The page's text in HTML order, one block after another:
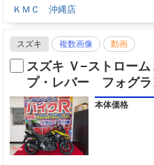
ＫＭＣ 沖縄店
スズキ 複数画像 動画
スズキ Ｖ−ストロー
プ・レバー フォグラ
本体価格